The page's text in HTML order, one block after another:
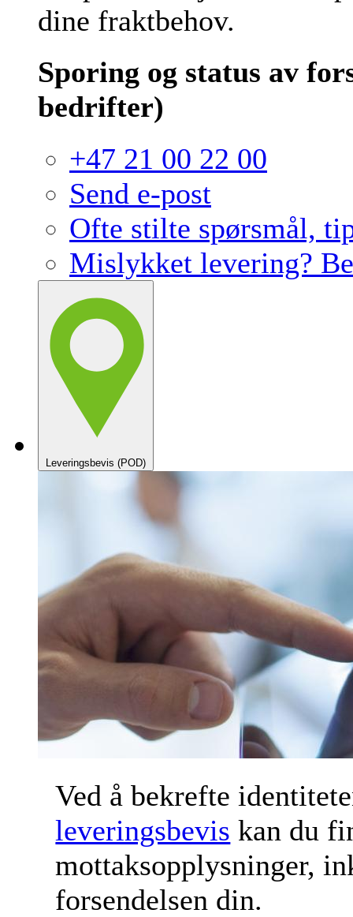
dine fraktbehov.
Sporing og status av
bedrifter)
+47 21 00 22 00
Send e-post
Ofte stilte spørsmål,
Mislykket levering?
Leveringsbevis (POD)
Ved å bekrefte
leveringsbevis kan du
mottaksopplysninger,
forsendelsen din.